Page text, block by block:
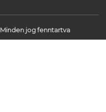
Minden jog fenntartva